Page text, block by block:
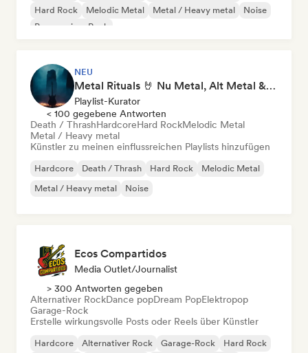
Hard Rock
Melodic Metal Metal / Heavy metal
Noise
Progressiver Rock
NEU
Metal Rituals 🤘 Nu Metal, Alt Metal & Progressive Metal
Playlist-Kurator
< 100 gegebene Antworten
Death / ThrashHardcoreHard RockMelodic Metal
Metal / Heavy metal
Künstler zu meinen einflussreichen Playlists hinzufügen
Hardcore Death / Thrash Hard Rock
Melodic Metal
Metal / Heavy metal
Noise
Ecos Compartidos
Media Outlet/Journalist
> 300 Antworten gegeben
Alternativer RockDance popDream PopElektropop
Garage-Rock
Erstelle wirkungsvolle Posts oder Reels über Künstler
Hardcore Alternativer Rock Garage-Rock
Hard Rock